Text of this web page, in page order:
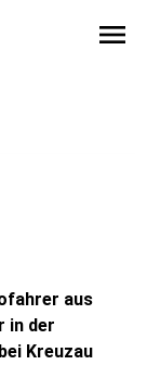
menu
aus
in der
Kreuzau